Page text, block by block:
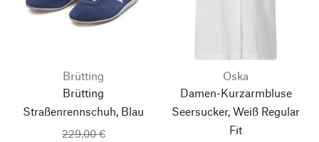
Brütting
Brütting
Straßenrennschuh, Blau
229,00 €
Oska
Damen-Kurzarmbluse
Seersucker, Weiß Regular
Fit